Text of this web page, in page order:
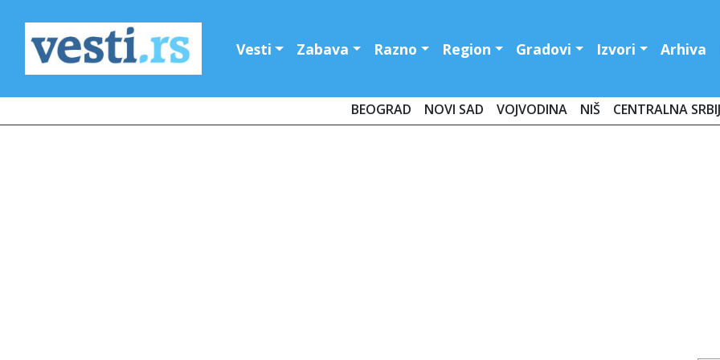
Vesti Zabava Razno Region Gradovi Izvori Arhiva
BEOGRAD NOVI SAD VOJVODINA NIŠ CENTRALNA